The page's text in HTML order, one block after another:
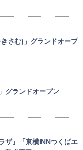
きさむ)」グランドオープ
グランドオープン
ザ」「東横INNつくばエ